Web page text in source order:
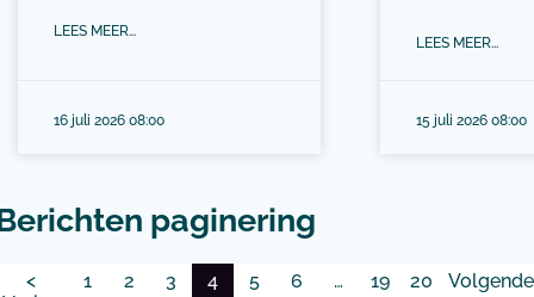
LEES MEER...
16 juli 2026 08:00
LEES MEER...
15 juli 2026 08:00
paginering
<
1 2 3 4 5 6 … 19 20
Volgende